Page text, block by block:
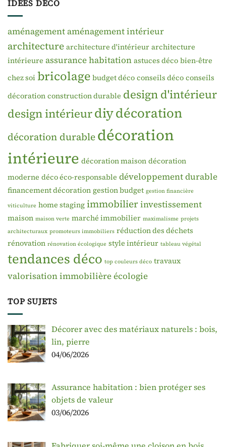
IDÉES DÉCO
aménagementaménagement intérieur
architecture architecture d'intérieur architecture
intérieure assurance habitation astuces déco bien-être
chez soi bricolage budget déco conseils déco conseils
décoration construction durable design d'intérieur
design intérieurdiydécoration
décoration durabledécoration
intérieure décoration maison décoration
moderne déco éco-responsable développement durable
financement décoration gestion budget gestion financière
viticulture home staging immobilierinvestissement
maison maison verte marché immobilier maximalisme projets
architecturaux promoteurs immobiliers réduction des déchets
rénovation rénovation écologique style intérieur tableau végétal
tendances déco top couleurs déco travaux
valorisation immobilièreécologie
TOP SUJETS
Décorer avec des matériaux naturels : bois,
lin, pierre
04/06/2026
Assurance habitation : bien protéger ses
objets de valeur
03/06/2026